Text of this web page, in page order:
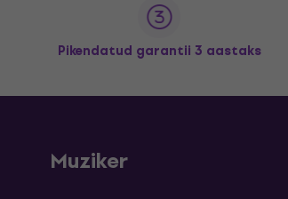
Pikendatud garantii 3 aastaks
Muziker